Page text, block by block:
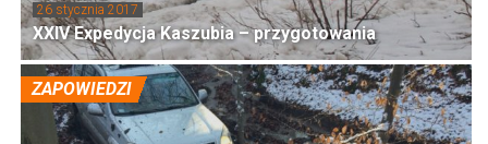
26 stycznia 2017
XXIV Expedycja Kaszubia – przygotowania
ZAPOWIEDZI